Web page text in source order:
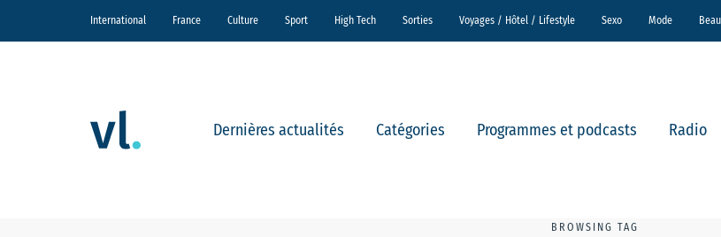
International France Culture Sport High Tech Sorties Voyages / Hôtel / Lifestyle Sexo Mode
Dernières actualités Catégories Programmes et podcasts Radio
BROWSING TAG